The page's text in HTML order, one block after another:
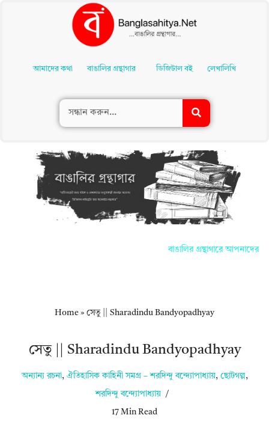
Contentআমাদের কথা বাঙালির গ্রন্থাগার ডিজিটাল বই লেখালিখি
বাঙালির গ্রন্থাগারে আপনাদের সকলকে
Home » সেতু || Sharadindu Bandyopadhyay
সেতু || Sharadindu Bandyopadhyay
অন্যান্য রচনা, ঐতিহাসিক কাহিনী সমগ্র – শরদিন্দু বন্দ্যোপাধ্যায় , ছোটগল্প ,
শরদিন্দু বন্দ্যোপাধ্যায়
17 Min Read